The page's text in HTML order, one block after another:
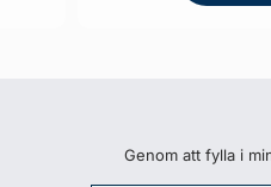
Genom att fylla i